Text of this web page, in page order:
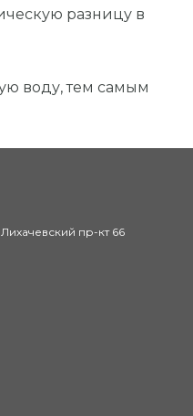
разницу в
воду, тем самым
пр-кт 66